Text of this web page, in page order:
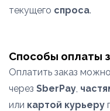
текущего спроса.
Способы оплаты
Оплатить заказ можно
через SberPay,
или картой курьеру